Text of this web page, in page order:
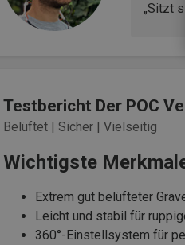
„Sitzt
Testbericht Der POC
Belüftet | Sicher | Vielseitig
Wichtigste
Extrem gut belüfteter
Leicht und stabil für
360°-Einstellsystem für